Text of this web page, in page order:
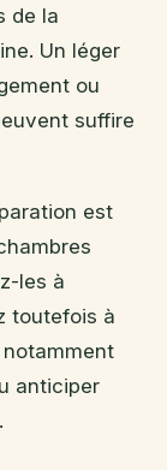
de la
Un léger
ou
suffire
est
les à
toutefois à
anticiper